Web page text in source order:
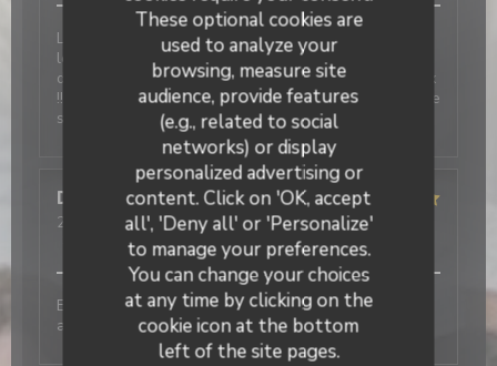
These optional cookies are
used to analyze your
browsing, measure site
audience, provide features
(e.g., related to social
networks) or display
personalized advertising or
content. Click on 'OK, accept
all', 'Deny all' or 'Personalize'
to manage your preferences.
You can change your choices
at any time by clicking on the
cookie icon at the bottom
left of the site pages.
Le restaurant est agréable et chaleureux ainsi que
les élèves et professeurs. Nous avons eu la chance
de bénéficier du menu d'examen, un délice et copieux
!! Une expérience à renouveler ! Merci pour cette belle
soirée
Dominique R
2026-04-09- 12:15 - Guests 2
5/5 Ambiance: 5/5 Food:5/5 Value :
Excellent repas, en particulier le dessert. Service très
agréable.